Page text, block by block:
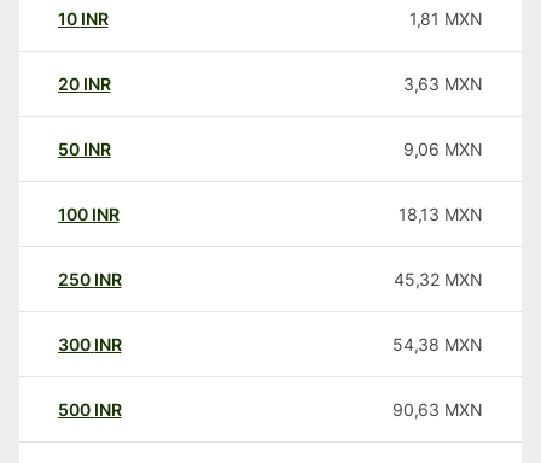
10 INR 1,81 MXN
20 INR 3,63 MXN
50 INR 9,06 MXN
100 INR 18,13 MXN
250 INR 45,32 MXN
300 INR 54,38 MXN
500 INR 90,63 MXN